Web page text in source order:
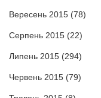
Вересень 2015 (78)
Серпень 2015 (22)
Липень 2015 (294)
Червень 2015 (79)